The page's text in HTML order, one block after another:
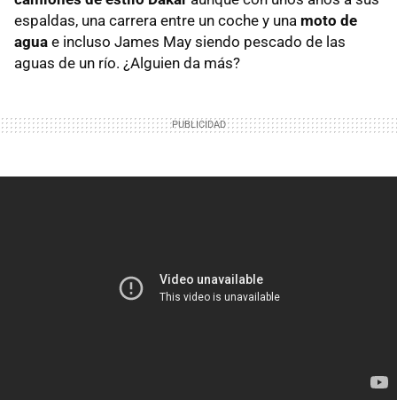
espaldas, una carrera entre un coche y una moto de
agua e incluso James May siendo pescado de las
aguas de un río. ¿Alguien da más?